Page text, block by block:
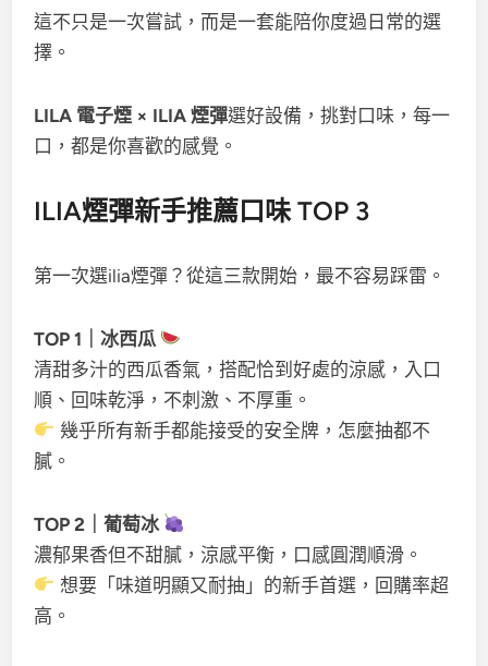
這不只是一次嘗試，而是一套能陪你度過日常的選
擇。
LILA 電子煙 × ILIA 煙彈選好設備，挑對口味，每一
口，都是你喜歡的感覺。
ILIA煙彈新手推薦口味 TOP 3
第一次選ilia煙彈？從這三款開始，最不容易踩雷。
TOP 1｜冰西瓜
清甜多汁的西瓜香氣，搭配恰到好處的涼感，入口
順、回味乾淨，不刺激、不厚重。
幾乎所有新手都能接受的安全牌，怎麼抽都不
膩。
TOP 2｜葡萄冰
濃郁果香但不甜膩，涼感平衡，口感圓潤順滑。
想要「味道明顯又耐抽」的新手首選，回購率超
高。